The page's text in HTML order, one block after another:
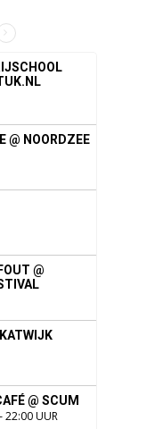
@ NOORDZEE
@
@ SCUM
22:00 UUR